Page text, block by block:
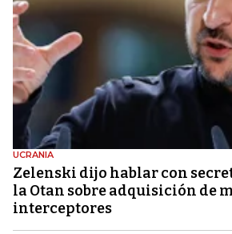
UCRANIA
Zelenski dijo hablar con
la Otan sobre adquisición de
interceptores